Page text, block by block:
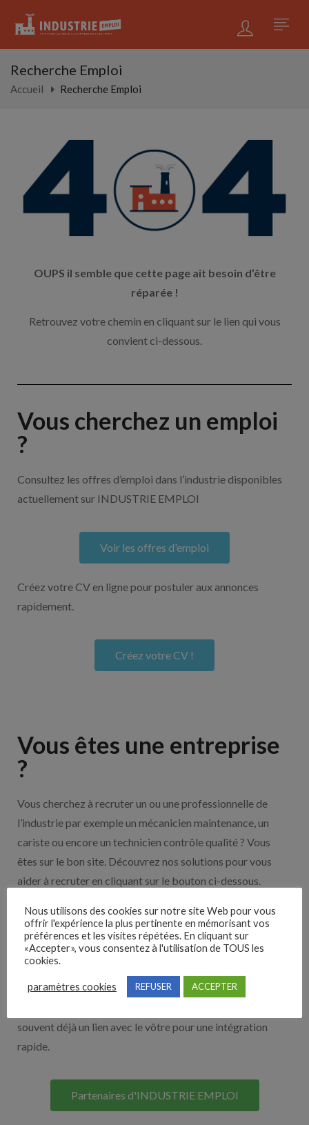
Recherche Emploi
Accueil Recherche Emploi
OUPS il semble que cette page ait besoin d’être
réparée !
Retrouvez votre chemin en cliquant sur le lien qui vous
convient ci-dessous.
Vous cherchez un emploi
?
Consultez les offres d’emploi dans l’industrie disponibles
actuellement sur INDUSTRIE EMPLOI
Voir les offres d'emploi
Créez votre CV en ligne pour postuler aux annonces
rapidement.
Créez votre CV !
Vous êtes une entreprise
?
Vous cherchez à recruter un ou une professionnelle de
l’industrie par exemple un mécanicien maintenance, un
cariste ou encore un technicien contrôle qualité ? Vous
êtes sur le bon site. Découvrez nos solutions pour vous
aider à recruter en cliquant sur le bouton ci-dessous.
Nos solutions entreprises
Découvrez nos partenaires ! Moteurs de recherches,
multidiffuseurs, sites payant… nombreux sont nos
souvent déjà un lien avec le vôtre pour une intégration
rapide.
Partenaires d'INDUSTRIE EMPLOI
Nous utilisons des cookies sur notre site Web pour vous
offrir l'expérience la plus pertinente en mémorisant vos
préférences et les visites répétées. En cliquant sur
«Accepter», vous consentez à l'utilisation de TOUS les
cookies.
paramètres cookies REFUSER ACCEPTER